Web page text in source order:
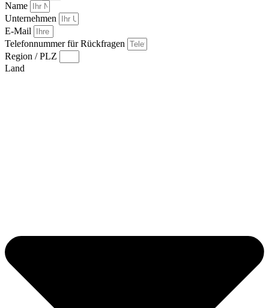
Name
Unternehmen
E-Mail
Telefonnummer für Rückfragen
Region / PLZ
Land